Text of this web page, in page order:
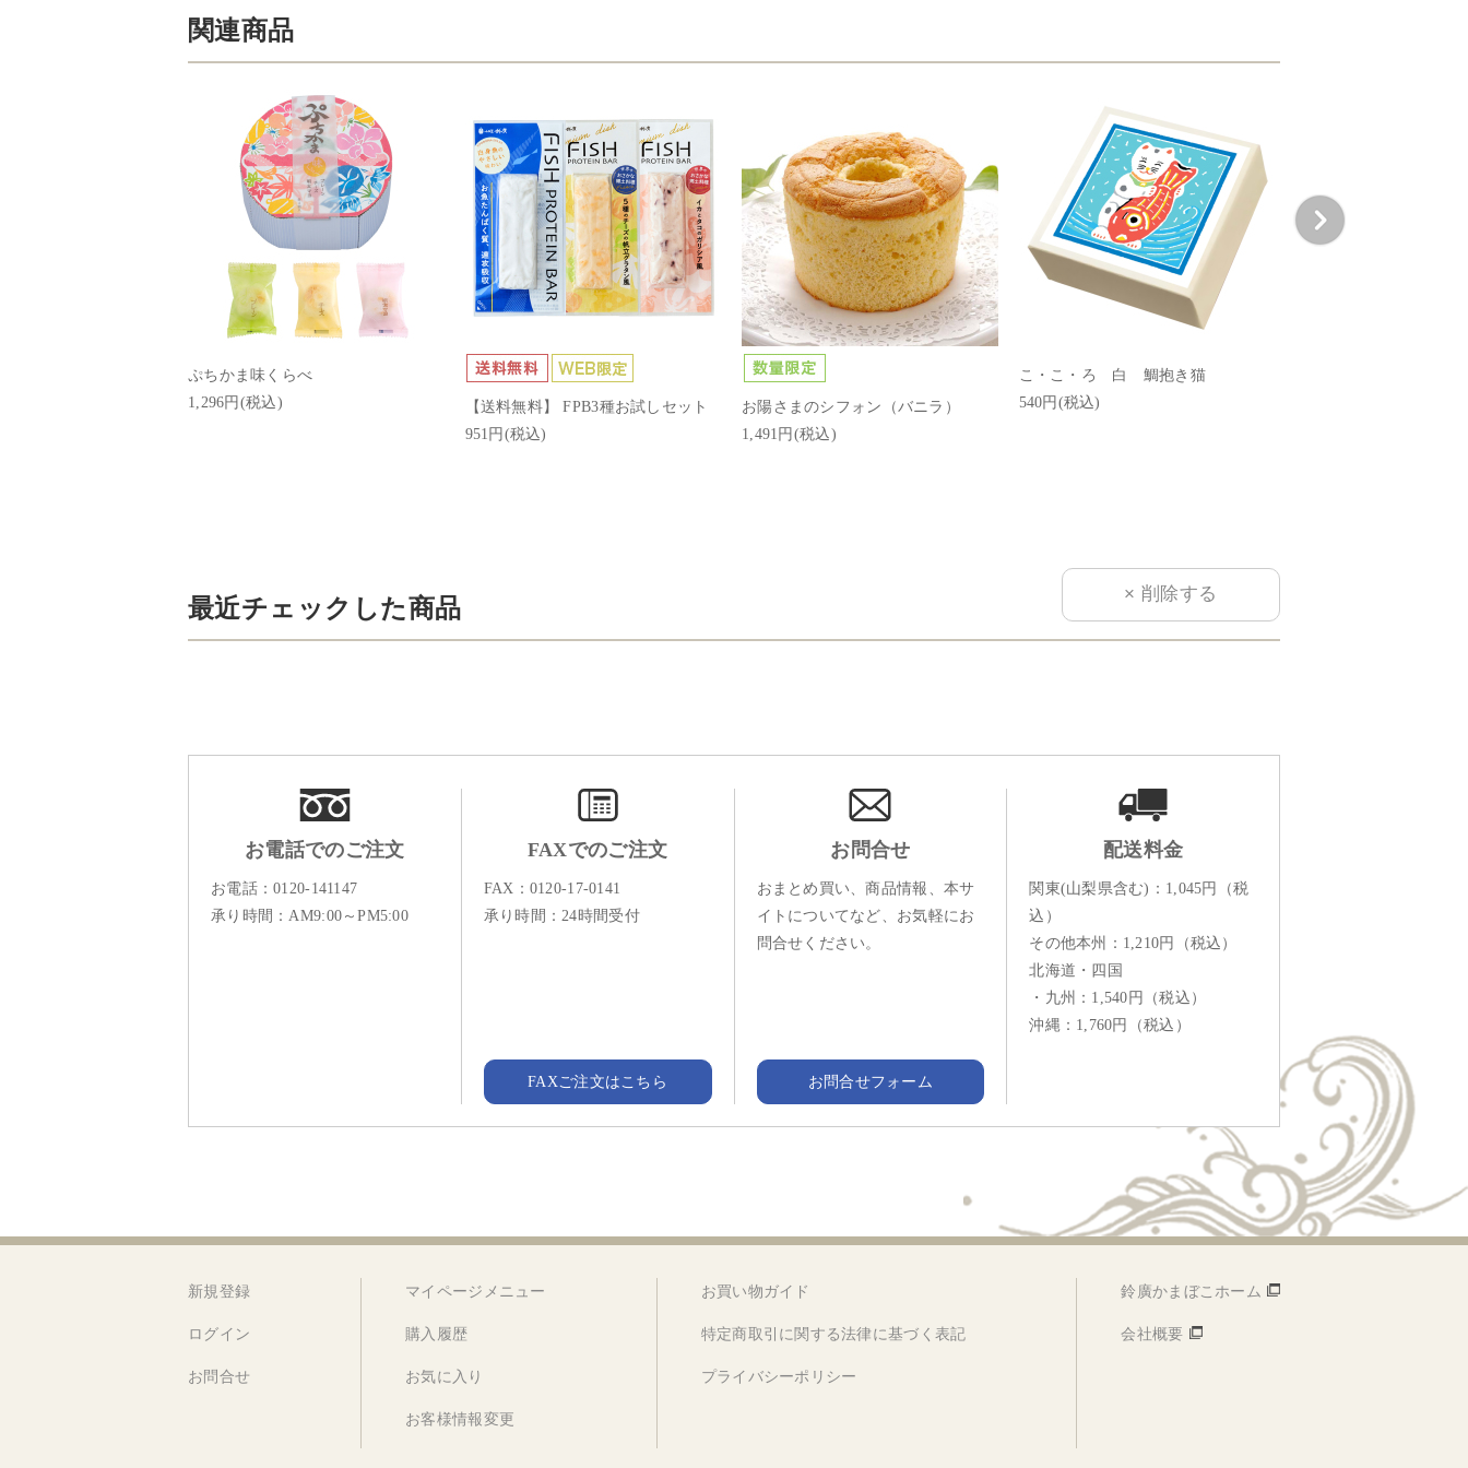
関連商品
ぷちかま味くらべ
1,296円(税込)
【送料無料】 FPB3種お試しセット
951円(税込)
お陽さまのシフォン（バニラ）
1,491円(税込)
こ・こ・ろ 白 鯛抱き猫
540円(税込)
最近チェックした商品
お電話でのご注文
お電話：0120-141147
承り時間：AM9:00～PM5:00
FAXでのご注文
FAX：0120-17-0141
承り時間：24時間受付
FAXご注文はこちら
お問合せ
おまとめ買い、商品情報、本サ
イトについてなど、お気軽にお
問合せください。
お問合せフォーム
配送料金
関東(山梨県含む)：1,045円（税
込）
その他本州：1,210円（税込）
北海道・四国
・九州：1,540円（税込）
沖縄：1,760円（税込）
新規登録
ログイン
お問合せ
マイページメニュー
購入履歴
お気に入り
お客様情報変更
お買い物ガイド
特定商取引に関する法律に基づく表記
プライバシーポリシー
鈴廣かまぼこホーム
会社概要